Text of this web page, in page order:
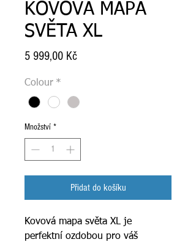
KOVOVÁ MAPA
SVĚTA XL
5 999,00 KčCena
Colour *
Množství *
Přidat do košíku
Kovová mapa světa XL je
perfektní ozdobou pro váš